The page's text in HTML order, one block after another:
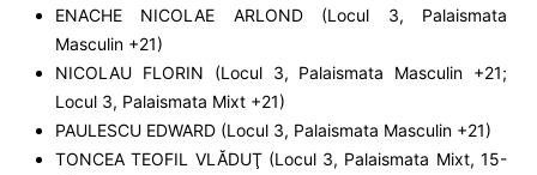
ENACHE NICOLAE ARLOND (Locul 3, Palaismata
Masculin +21)
NICOLAU FLORIN (Locul 3, Palaismata Masculin +21;
Locul 3, Palaismata Mixt +21)
PAULESCU EDWARD (Locul 3, Palaismata Masculin +21)
TONCEA TEOFIL VLĂDUŢ (Locul 3, Palaismata Mixt, 15-